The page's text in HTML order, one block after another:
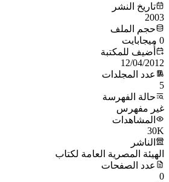
تاريخ النشر
2003
حجم الملف
0 ميجابايت
أُضيف للمكتبة
12/04/2012
عدد المجلدات
5
حالة الفهرسة
غير مفهرس
المشاهدات
30K
الناشر
الهيئة المصرية العامة لكتاب
عدد الصفحات
0